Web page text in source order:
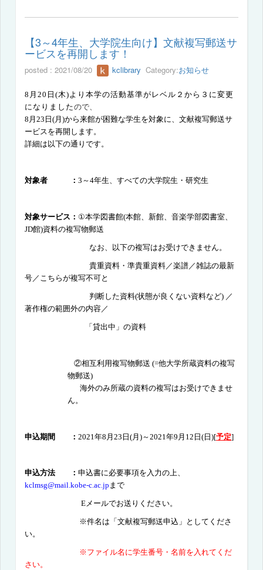
【3～4年生、大学院生向け】文献複写郵送サ
ービスを再開します！
posted : 2021/08/20 kclibrary Category:お知らせ
8月 20 日 (木)より本学の活動基準がレベル２から３に変更
になりましたので、
8月23日 (月 )から来館が困難な学生を対象に、 文献複写郵送サ
ービスを再開します。
詳細は以下の通りです。
対象者 ： 3 ～4年生、すべての大学院生・研究生
対象サービス： ①本学図書館(本館、新館、音楽学部図書室、
JD館)資料の複写物郵送
なお、以下の複写はお受けできません。
貴重資料・準貴重資料／楽譜／雑誌の最新
号／こちらが複写不可と
判断した資料(状態が良くない資料など) ／
著作権の範囲外の内容／
「貸出中」の資料
②相互利用複写物郵送 (=他大学所蔵資料の複写
物郵送)
海外のみ所蔵の資料の複写はお受けできませ
ん。
申込期間 ： 2021年8月23日 (月 )～2021年9月12日 (日 )[予定]
申込方法 ： 申込書に必要事項を入力の上、
kclmsg@mail.kobe-c.ac.jp まで
Eメールでお送りください。
※件名は「文献複写郵送申込」としてくださ
い。
※ファイル名に学生番号・名前を入れてくだ
さい。